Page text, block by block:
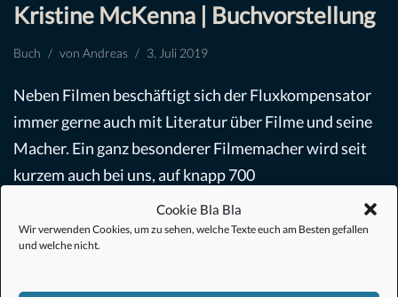
Cookie Bla Bla
Wir verwenden Cookies, um zu sehen, welche Texte euch am Besten gefallen
und welche nicht.
Kristine McKenna | Buchvorstellung
Buch von Andreas 3. Juli 2019
Neben Filmen beschäftigt sich der Fluxkompensator
immer gerne auch mit Literatur über Filme und seine
Macher. Ein ganz besonderer Filmemacher wird seit
kurzem auch bei uns, auf knapp 700
Weiterlesen »